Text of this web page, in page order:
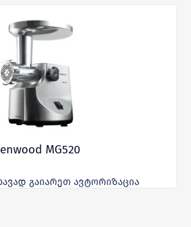
MG520
გაიარეთ ავტორიზაცია